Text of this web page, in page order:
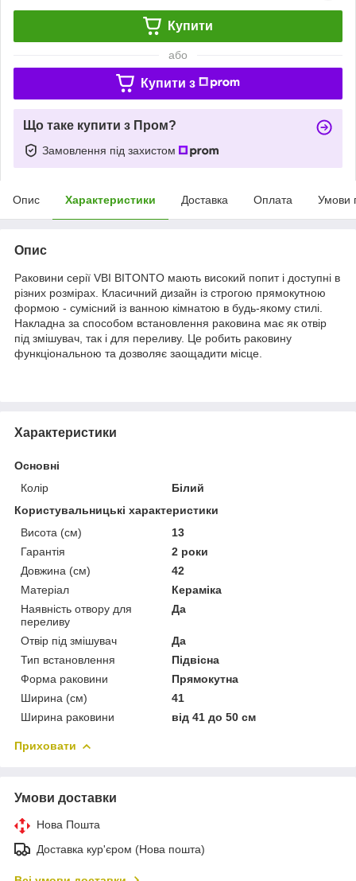
Купити
або
Купити з
Що таке купити з Пром?
Замовлення під захистом
Опис Характеристики Доставка Оплата Умови
Опис
Раковини серії VBI BITONTO мають високий попит і доступні в
різних розмірах. Класичний дизайн із строгою прямокутною
формою - сумісний із ванною кімнатою в будь-якому стилі.
Накладна за способом встановлення раковина має як отвір
під змішувач, так і для переливу. Це робить раковину
функціональною та дозволяє заощадити місце.
Характеристики
Основні
Колір
Білий
Користувальницькі характеристики
Висота (см)
13
Гарантія
2 роки
Довжина (см)
42
Матеріал
Кераміка
Наявність отвору для
переливу
Да
Отвір під змішувач
Да
Тип встановлення
Підвісна
Форма раковини
Прямокутна
Ширина (см)
41
Ширина раковини
від 41 до 50 см
Приховати
Умови доставки
Нова Пошта
Доставка кур'єром (Нова пошта)